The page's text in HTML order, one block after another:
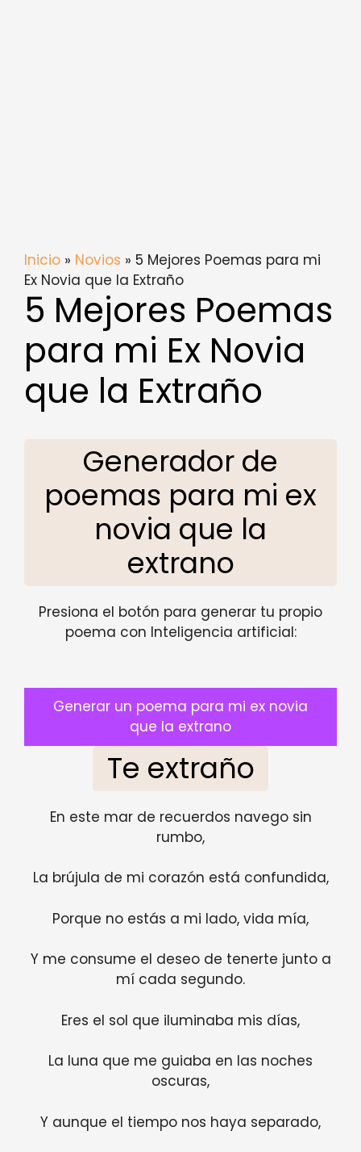
Inicio » Novios » 5 Mejores Poemas para mi
Ex Novia que la Extraño
5 Mejores Poemas
para mi Ex Novia
que la Extraño
Generador de
poemas para mi ex
novia que la
extrano
Presiona el botón para generar tu propio
poema con Inteligencia artificial:
Generar un poema para mi ex novia
que la extrano
Te extraño
En este mar de recuerdos navego sin
rumbo,
La brújula de mi corazón está confundida,
Porque no estás a mi lado, vida mía,
Y me consume el deseo de tenerte junto a
mí cada segundo.
Eres el sol que iluminaba mis días,
La luna que me guiaba en las noches
oscuras,
Y aunque el tiempo nos haya separado,